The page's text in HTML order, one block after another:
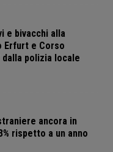
e bivacchi alla
Erfurt e Corso
dalla polizia locale
ancora in
rispetto a un anno